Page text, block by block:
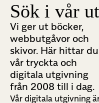
Sök i vår
Vi ger ut böcker,
webbutgåvor och
skivor. Här hittar du
vår tryckta och
digitala utgivning
från 2008 till i dag.
Vår digitala utgivning